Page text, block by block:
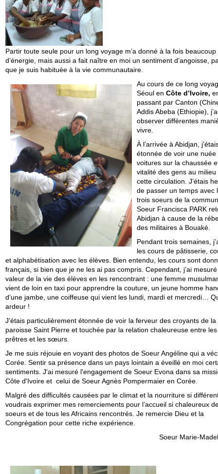
Partir toute seule pour un long voyage m’a donné à la fois beaucoup
d’énergie, mais aussi a fait naître en moi un sentiment d’angoisse,
que je suis habituée à la vie communautaire.
Au cours de ce long
Séoul en Côte d’Ivoire,
passant par Canton
Addis Abeba (Ethiopie),
observer différentes
vivre.
À l’arrivée à Abidjan,
étonnée de voir une nuée
voitures sur la chaussée
vitalité des gens au milieu
cette circulation. J’étais
de passer un temps avec
trois soeurs de la
Soeur Francisca PARK
Abidjan à cause de la
des militaires à Bouaké.
Pendant trois semaines,
les cours de pâtisserie,
et alphabétisation avec les élèves. Bien entendu, les cours sont
français, si bien que je ne les ai pas compris. Cependant, j’ai
valeur de la vie des élèves en les rencontrant : une femme
vient de loin en taxi pour apprendre la couture, un jeune homme
d’une jambe, une coiffeuse qui vient les lundi, mardi et mercredi…
ardeur !
J’étais particulièrement étonnée de voir la ferveur des croyants de la
paroisse Saint Pierre et touchée par la relation chaleureuse entre les
prêtres et les sœurs.
Je me suis réjouie en voyant des photos de Soeur Angéline qui a
Corée. Sentir sa présence dans un pays lointain a éveillé en moi
sentiments. J'ai mesuré l'engagement de Soeur Evona dans sa
Côte d'Ivoire et celui de Soeur Agnès Pompermaier en Corée.
Malgré des difficultés causées par le climat et la nourriture si
voudrais exprimer mes remerciements pour l’accueil si chaleureux
soeurs et de tous les Africains rencontrés. Je remercie Dieu et la
Congrégation pour cette riche expérience.
Soeur Marie-